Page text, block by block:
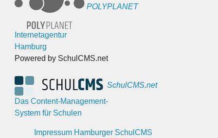
POLYPLANET
Internetagentur
Hamburg
Powered by SchulCMS.net
SchulCMS.net
Das Content-Management-
System für Schulen
Impressum Hamburger SchulCMS